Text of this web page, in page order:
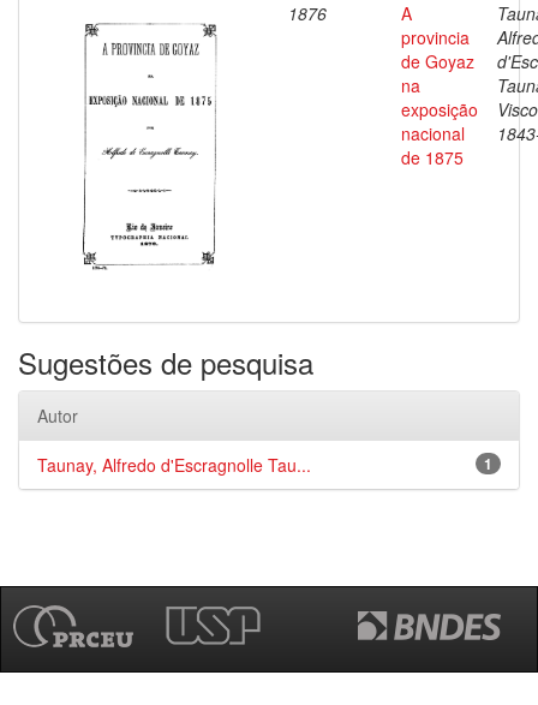
1876
A
provincia
de Goyaz
na
exposição
nacional
de 1875
Sugestões de pesquisa
Autor
1
Taunay, Alfredo d'Escragnolle Tau...